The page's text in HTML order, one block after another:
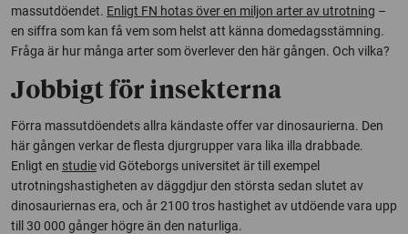
massutdöendet. Enligt FN hotas över en miljon arter av utrotning –
en siffra som kan få vem som helst att känna domedagsstämning.
Fråga är hur många arter som överlever den här gången. Och vilka?
Jobbigt för insekterna
Förra massutdöendets allra kändaste offer var dinosaurierna. Den
här gången verkar de flesta djurgrupper vara lika illa drabbade.
Enligt en studievid Göteborgs universitet är till exempel
utrotningshastigheten av däggdjur den största sedan slutet av
dinosauriernas era, och år 2100 tros hastighet av utdöende vara upp
till 30 000 gånger högre än den naturliga.